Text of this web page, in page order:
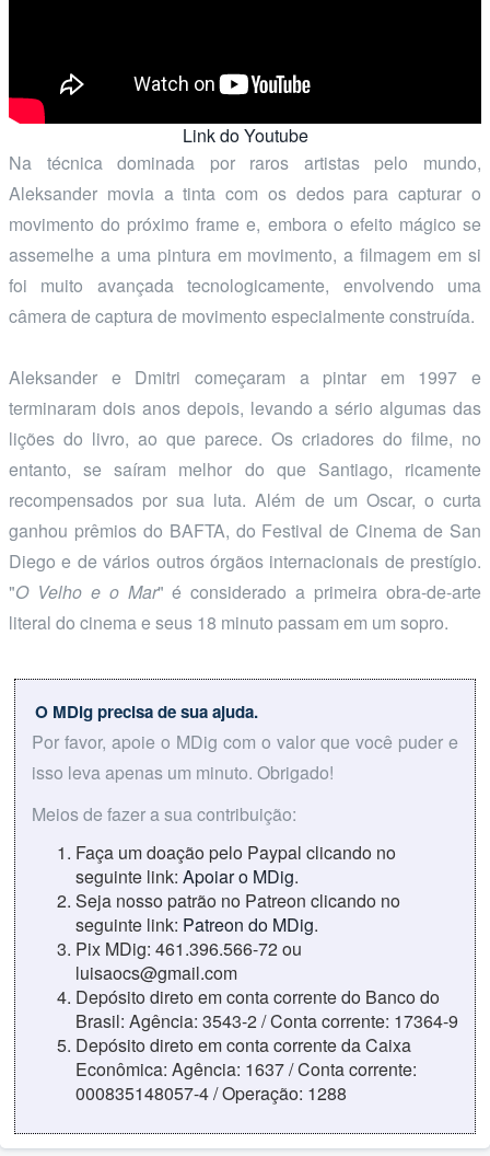
Link do Youtube
Na técnica dominada por raros artistas pelo mundo,
Aleksander movia a tinta com os dedos para capturar o
movimento do próximo frame e, embora o efeito mágico se
assemelhe a uma pintura em movimento, a filmagem em si
foi muito avançada tecnologicamente, envolvendo uma
câmera de captura de movimento especialmente construída.
Aleksander e Dmitri começaram a pintar em 1997 e
terminaram dois anos depois, levando a sério algumas das
lições do livro, ao que parece. Os criadores do filme, no
entanto, se saíram melhor do que Santiago, ricamente
recompensados por sua luta. Além de um Oscar, o curta
ganhou prêmios do BAFTA, do Festival de Cinema de San
Diego e de vários outros órgãos internacionais de prestígio.
"O Velho e o Mar" é considerado a primeira obra-de-arte
literal do cinema e seus 18 minuto passam em um sopro.
O MDig precisa de sua ajuda.
Por favor, apoie o MDig com o valor que você puder e
isso leva apenas um minuto. Obrigado!
Meios de fazer a sua contribuição:
Faça um doação pelo Paypal clicando no
seguinte link: Apoiar o MDig.
Seja nosso patrão no Patreon clicando no
seguinte link: Patreon do MDig.
Pix MDig: 461.396.566-72 ou
luisaocs@gmail.com
Depósito direto em conta corrente do Banco do
Brasil: Agência: 3543-2 / Conta corrente: 17364-9
Depósito direto em conta corrente da Caixa
Econômica: Agência: 1637 / Conta corrente:
000835148057-4 / Operação: 1288